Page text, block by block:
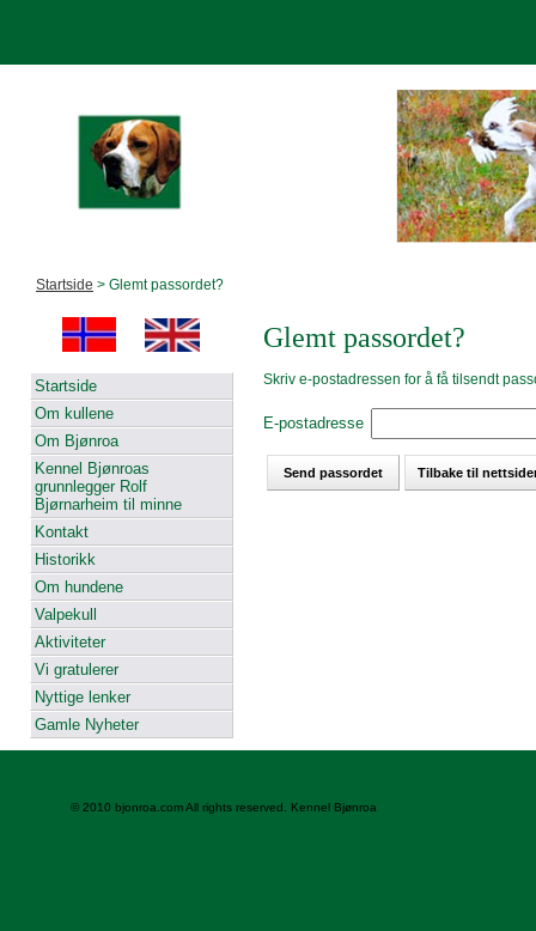
Startside > Glemt passordet?
Startside
Om kullene
Om Bjønroa
Kennel Bjønroas
grunnlegger Rolf
Bjørnarheim til minne
Kontakt
Historikk
Om hundene
Valpekull
Aktiviteter
Vi gratulerer
Nyttige lenker
Gamle Nyheter
Glemt passordet?
Skriv e-postadressen for å få tilsendt
E-postadresse
© 2010 bjonroa.com All rights reserved. Kennel Bjønroa